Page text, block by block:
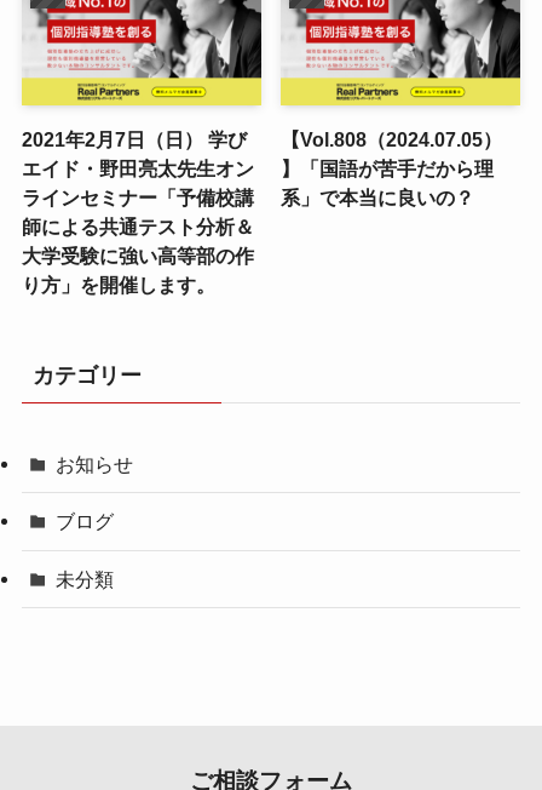
2021年2月7日（日） 学び
エイド・野田亮太先生オン
ラインセミナー「予備校講
師による共通テスト分析＆
大学受験に強い高等部の作
り方」を開催します。
【Vol.808（2024.07.05）
】「国語が苦手だから理
系」で本当に良いの？
カテゴリー
お知らせ
ブログ
未分類
ご相談フォーム